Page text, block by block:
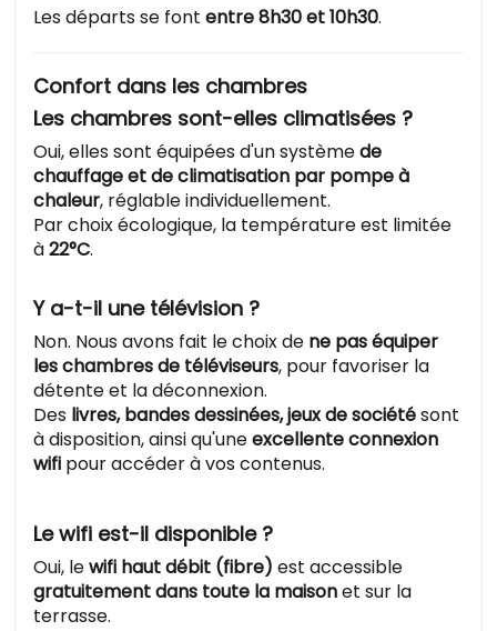
Les départs se font entre 8h30 et 10h30.
Confort dans les chambres
Les chambres sont-elles climatisées ?
Oui, elles sont équipées d'un systèmede
chauffage et de climatisation par pompe à
chaleur, réglable individuellement.
Par choix écologique, la température est limitée
à22°C.
Y a-t-il une télévision ?
Non. Nous avons fait le choix de ne pas équiper
les chambres de téléviseurs, pour favoriser la
détente et la déconnexion.
Des livres, bandes dessinées, jeux de sociétésont
à disposition, ainsi qu'uneexcellente connexion
wifi pour accéder à vos contenus.
Le wifi est-il disponible ?
Oui, lewifi haut débit (fibre) est accessible
gratuitement dans toute la maisonet sur la
terrasse.